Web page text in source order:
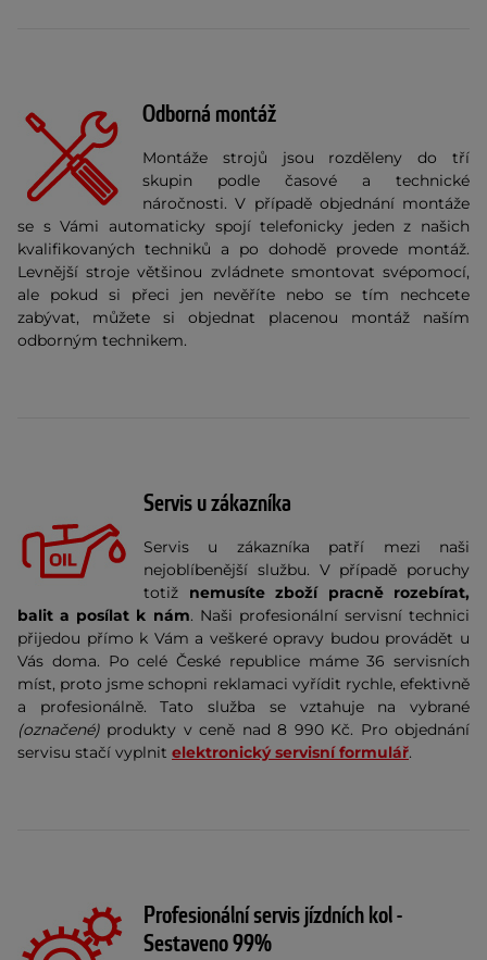
Odborná montáž
Montáže strojů jsou rozděleny do tří
skupin podle časové a technické
náročnosti. V případě objednání montáže
se s Vámi automaticky spojí telefonicky jeden z našich
kvalifikovaných techniků a po dohodě provede montáž.
Levnější stroje většinou zvládnete smontovat svépomocí,
ale pokud si přeci jen nevěříte nebo se tím nechcete
zabývat, můžete si objednat placenou montáž naším
odborným technikem.
Servis u zákazníka
Servis u zákazníka patří mezi naši
nejoblíbenější službu. V případě poruchy
totiž nemusíte zboží pracně rozebírat,
balit a posílat k nám. Naši profesionální servisní technici
přijedou přímo k Vám a veškeré opravy budou provádět u
Vás doma. Po celé České republice máme 36 servisních
míst, proto jsme schopni reklamaci vyřídit rychle, efektivně
a profesionálně. Tato služba se vztahuje na vybrané
(označené) produkty v ceně nad 8 990 Kč. Pro objednání
servisu stačí vyplnit elektronický servisní formulář.
Profesionální servis jízdních kol -
Sestaveno 99%